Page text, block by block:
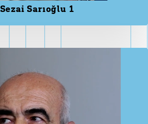
Sezai Sarıoğlu 1